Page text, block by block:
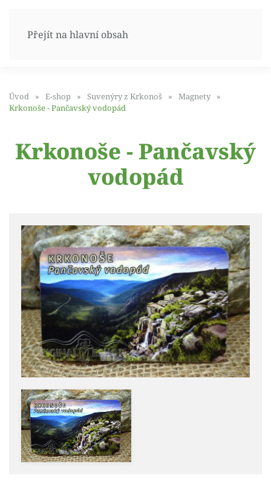
Přejít na hlavní obsah
Úvod E-shop Suvenýry z Krkonoš
Magnety
Krkonoše - Pančavský vodopád
Krkonoše - Pančavský
vodopád